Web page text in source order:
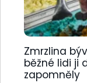
Zmrzlina
běžné lidi ji
zapomněly